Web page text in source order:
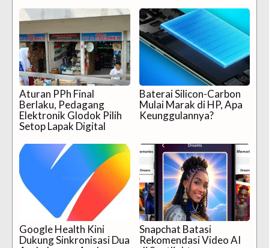
Aturan PPh Final
Berlaku, Pedagang
Elektronik Glodok Pilih
Setop Lapak Digital
Baterai Silicon-Carbon
Mulai Marak di HP, Apa
Keunggulannya?
Google Health Kini
Dukung Sinkronisasi Dua
Snapchat Batasi
Rekomendasi Video AI